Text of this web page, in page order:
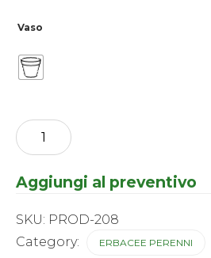
Vaso
Aquilegia
-
canadiensis
Aggiungi al preventivo
SKU: PROD-208
Category:
ERBACEE PERENNI